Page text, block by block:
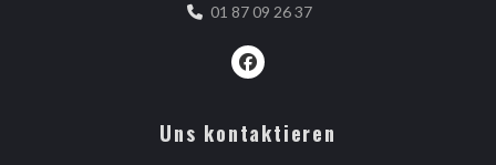
01 87 09 26 37
Facebook ((öffnet ein neues
Uns kontaktieren